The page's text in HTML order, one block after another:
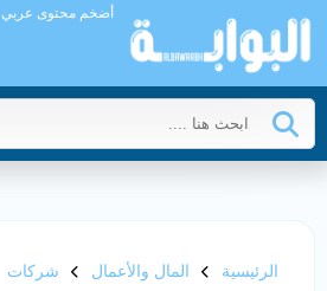
أضخم محتوى عربي
الرئيسية المال والأعمال
شركات